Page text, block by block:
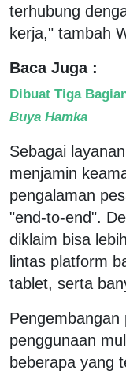
terhubung
kerja," tambah
Baca Juga :
Dibuat Tiga
Buya Hamka
Sebagai
menjamin
pengalaman
"end-to-end".
diklaim bisa
lintas platform
tablet, serta
Pengembangan
penggunaan
beberapa yang